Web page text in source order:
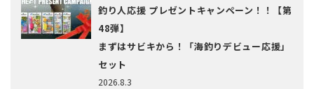
2026.8.3
釣り人応援 プレゼントキャンペーン！！【第
48弾】
まずはサビキから！「海釣りデビュー応援」
セット